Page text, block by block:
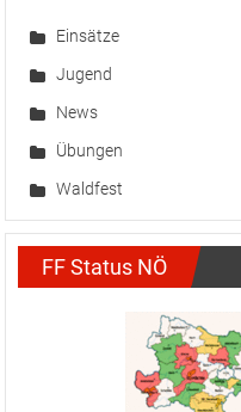
Einsätze
Jugend
News
Übungen
Waldfest
FF Status NÖ